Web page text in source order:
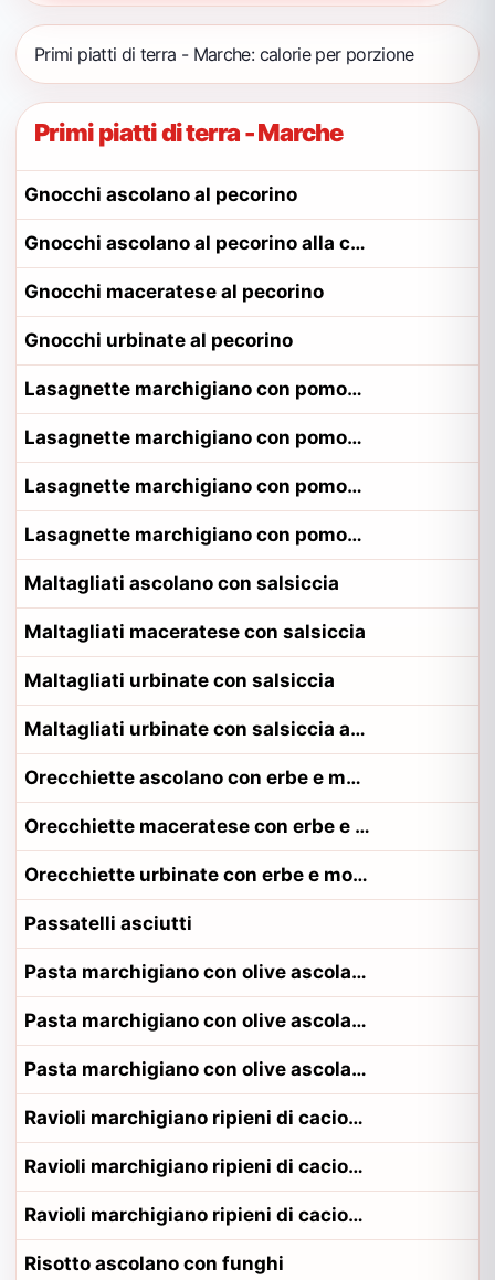
Primi piatti di terra - Marche: calorie per porzione
Primi piatti di terra - Marche
Gnocchi ascolano al pecorino
Gnocchi ascolano al pecorino alla contadina ascolano
Gnocchi maceratese al pecorino
Gnocchi urbinate al pecorino
Lasagnette marchigiano con pomodoro e salsiccia
Lasagnette marchigiano con pomodoro e salsiccia alla contadina anconetano
Lasagnette marchigiano con pomodoro e salsiccia alla contadina fermano
Lasagnette marchigiano con pomodoro e salsiccia alla contadina pesarese
Maltagliati ascolano con salsiccia
Maltagliati maceratese con salsiccia
Maltagliati urbinate con salsiccia
Maltagliati urbinate con salsiccia alla contadina urbinate
Orecchiette ascolano con erbe e mollica
Orecchiette maceratese con erbe e mollica
Orecchiette urbinate con erbe e mollica
Passatelli asciutti
Pasta marchigiano con olive ascolane e pecorino
Pasta marchigiano con olive ascolane e pecorino alla contadina fermano
Pasta marchigiano con olive ascolane e pecorino alla contadina pesarese
Ravioli marchigiano ripieni di caciotta
Ravioli marchigiano ripieni di caciotta alla contadina fermano
Ravioli marchigiano ripieni di caciotta alla contadina pesarese
Risotto ascolano con funghi